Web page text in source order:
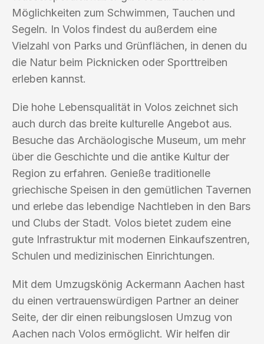
Möglichkeiten zum Schwimmen, Tauchen und
Segeln. In Volos findest du außerdem eine
Vielzahl von Parks und Grünflächen, in denen du
die Natur beim Picknicken oder Sporttreiben
erleben kannst.
Die hohe Lebensqualität in Volos zeichnet sich
auch durch das breite kulturelle Angebot aus.
Besuche das Archäologische Museum, um mehr
über die Geschichte und die antike Kultur der
Region zu erfahren. Genieße traditionelle
griechische Speisen in den gemütlichen Tavernen
und erlebe das lebendige Nachtleben in den Bars
und Clubs der Stadt. Volos bietet zudem eine
gute Infrastruktur mit modernen Einkaufszentren,
Schulen und medizinischen Einrichtungen.
Mit dem Umzugskönig Ackermann Aachen hast
du einen vertrauenswürdigen Partner an deiner
Seite, der dir einen reibungslosen Umzug von
Aachen nach Volos ermöglicht. Wir helfen dir